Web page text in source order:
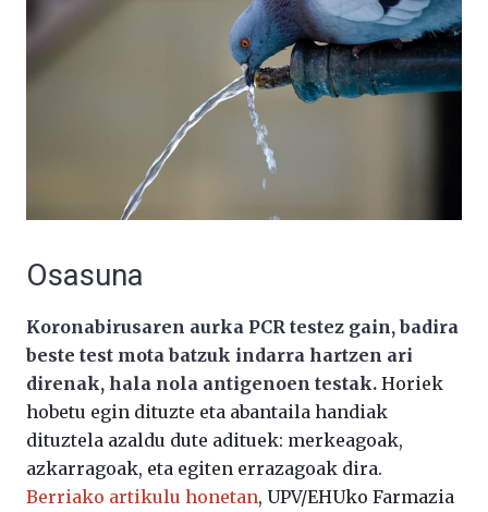
Osasuna
Koronabirusaren aurka PCR testez gain, badira
beste test mota batzuk indarra hartzen ari
direnak, hala nola antigenoen testak. Horiek
hobetu egin dituzte eta abantaila handiak
dituztela azaldu dute adituek: merkeagoak,
azkarragoak, eta egiten errazagoak dira.
Berriako artikulu honetan, UPV/EHUko Farmazia